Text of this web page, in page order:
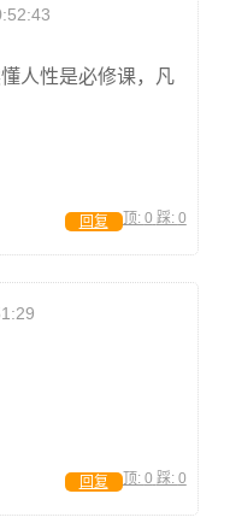
人性是必修课，凡
顶: 0 踩: 0
回复
顶: 0 踩: 0
回复